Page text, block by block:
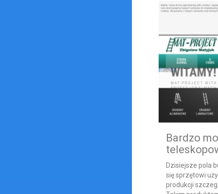
Bardzo
Dzisiejsze pola
się sprzętowi
produkcji